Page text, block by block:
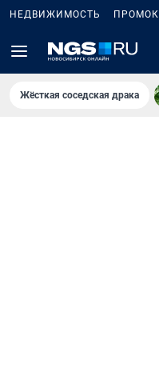
НЕДВИЖИМОСТЬ
Жёсткая соседская драка